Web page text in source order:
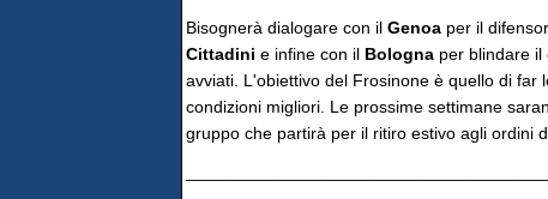
Bisognerà dialogare con il Genoa per il
Cittadini e infine con il Bologna per blindare il
avviati. L'obiettivo del Frosinone è quello di
condizioni migliori. Le prossime settimane
gruppo che partirà per il ritiro estivo agli ordini